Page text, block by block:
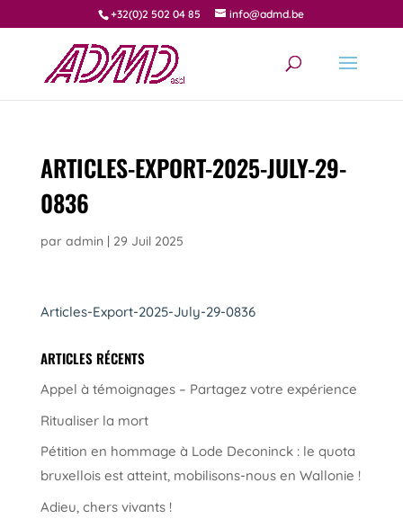
+32(0)2 502 04 85 info@admd.be
ARTICLES-EXPORT-2025-JULY-29-
0836
par admin | 29 Juil 2025
Articles-Export-2025-July-29-0836
ARTICLES RÉCENTS
Appel à témoignages – Partagez votre expérience
Ritualiser la mort
Pétition en hommage à Lode Deconinck : le quota
bruxellois est atteint, mobilisons-nous en Wallonie !
Adieu, chers vivants !